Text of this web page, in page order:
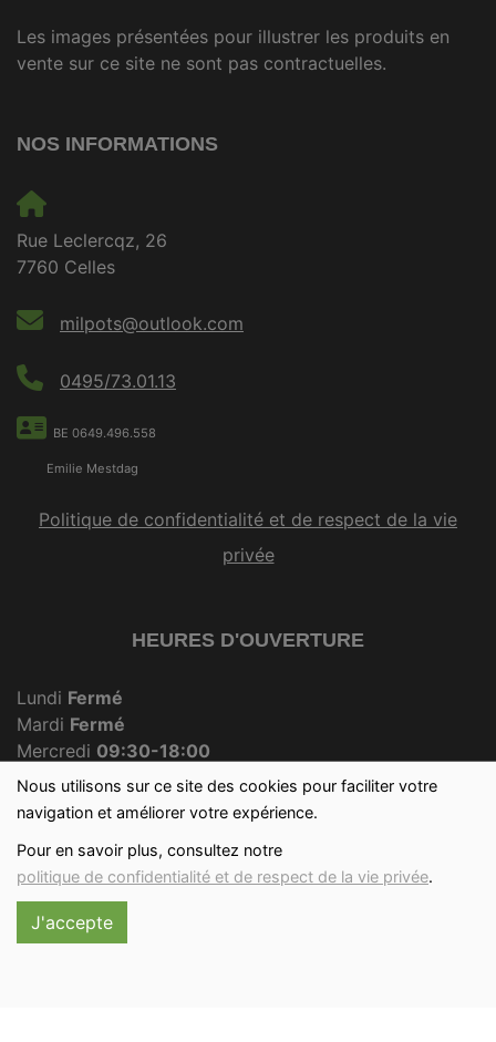
Nous utilisons sur ce site des cookies pour faciliter votre
navigation et améliorer votre expérience.
Pour en savoir plus, consultez notre
politique de confidentialité et de respect de la vie privée.
J'accepte
Les images présentées pour illustrer les produits en
vente sur ce site ne sont pas contractuelles.
NOS INFORMATIONS
Rue Leclercqz, 26
7760 Celles
milpots@outlook.com
0495/73.01.13
BE 0649.496.558
Emilie Mestdag
Politique de confidentialité et de respect de la vie
privée
HEURES D'OUVERTURE
Lundi Fermé
Mardi Fermé
Mercredi 09:30-18:00
JeudiFermé
Vendredi 09:30-18:00
Dimanche09:30-12:00